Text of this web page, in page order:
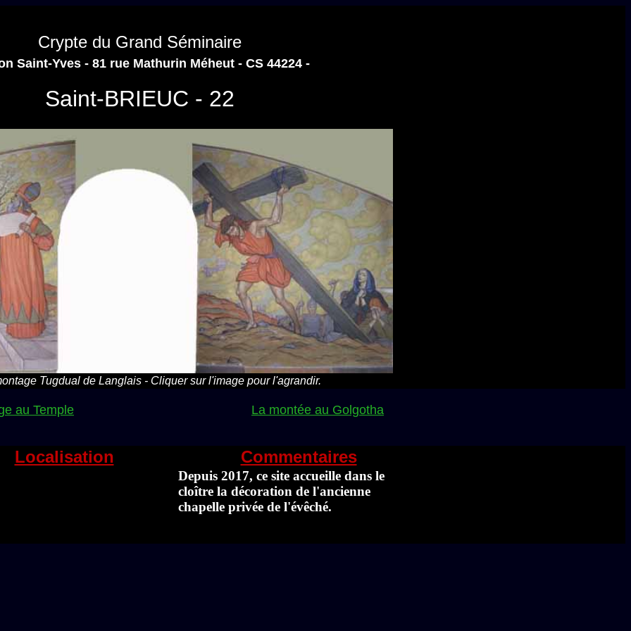
Crypte du Grand Séminaire
Saint-Yves - 81 rue Mathurin Méheut - CS 44224 -
Saint-BRIEUC - 22
Tugdual de Langlais - Cliquer sur l'image pour l'agrandir.
au Temple La montée au Golgotha
Localisation Commentaires
Depuis 2017, ce site accueille dans le
cloître la décoration de l'ancienne
chapelle privée de l'évêché.